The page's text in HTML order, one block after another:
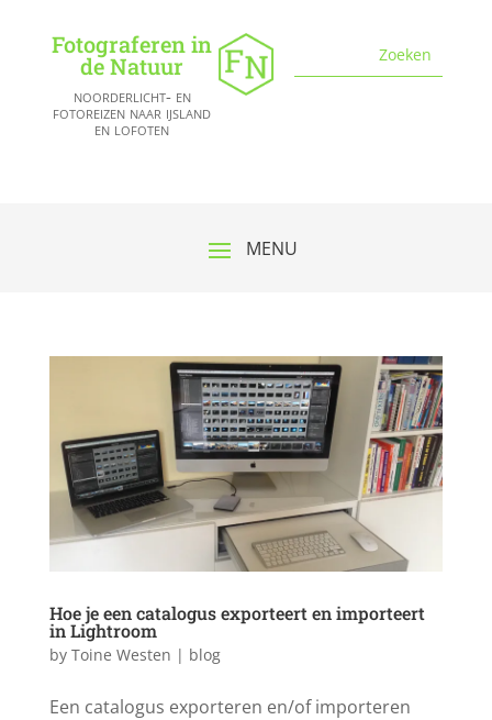
Fotograferen in
de Natuur
noorderlicht- en
fotoreizen naar ijsland
en lofoten
Hoe je een catalogus exporteert en importeert
in Lightroom
by Toine Westen | blog
Een catalogus exporteren en/of importeren